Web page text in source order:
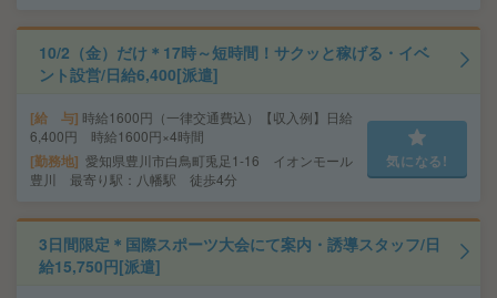
10/2（金）だけ＊17時～短時間！サクッと稼げる・イベ
ント設営/日給6,400[派遣]
給 与 時給1600円（一律交通費込）【収入例】日給
6,400円 時給1600円×4時間
勤務地 愛知県豊川市白鳥町兎足1-16 イオンモール
豊川 最寄り駅：八幡駅 徒歩4分
気になる!
3日間限定＊国際スポーツ大会にて案内・誘導スタッフ/日
給15,750円[派遣]